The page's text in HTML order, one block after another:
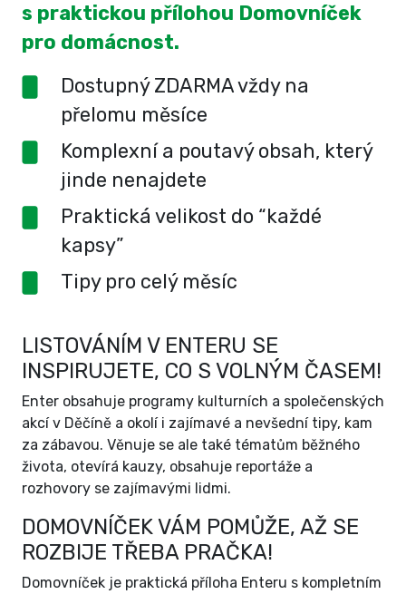
s praktickou přílohou Domovníček
pro domácnost.
Dostupný ZDARMA vždy na
přelomu měsíce
Komplexní a poutavý obsah, který
jinde nenajdete
Praktická velikost do “každé
kapsy”
Tipy pro celý měsíc
LISTOVÁNÍM V ENTERU SE
INSPIRUJETE, CO S VOLNÝM ČASEM!
Enter obsahuje programy kulturních a společenských
akcí v Děčíně a okolí i zajímavé a nevšední tipy, kam
za zábavou. Věnuje se ale také tématům běžného
života, otevírá kauzy, obsahuje reportáže a
rozhovory se zajímavými lidmi.
DOMOVNÍČEK VÁM POMŮŽE, AŽ SE
ROZBIJE TŘEBA PRAČKA!
Domovníček je praktická příloha Enteru s kompletním